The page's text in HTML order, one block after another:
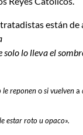
están de
lo lleva el
le reponenosi vuelvena
estar roto u opaco».